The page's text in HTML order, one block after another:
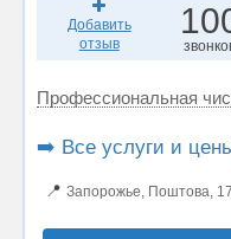
Добавить
отзыв
Профессиональная
➡️ Все услуги и
📍 Запорожье, Поштова,